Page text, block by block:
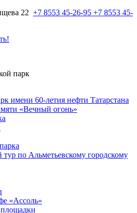
22 +7 8553 45-26-95 +7 8553 45-
парк
имени 60-летия нефти Татарстана
«Вечный огонь»
по Альметьевскому городскому
«Ассоль»